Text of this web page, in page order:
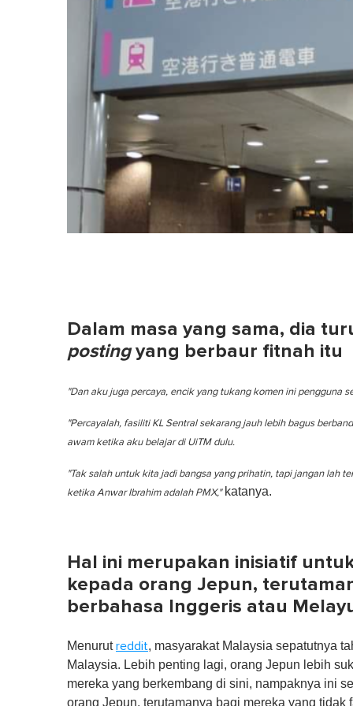
Dalam masa yang sama, dia
postingyang berbaur fitnah itu
"Dan aku juga percaya, encik yang tukang komen ini pengguna
"Percayalah, fasiliti KL Sentral sekarang jauh lebih bagus
awam ketika aku belajar di UiTM dulu.
"Tak salah untuk kita jadi bangsa yang prihatin, tapi jangan lah
ketika Anwar Ibrahim adalah PMX,"katanya.
Hal ini merupakan inisiatif
kepada orang Jepun,
berbahasa Inggeris atau
Menurutreddit, masyarakat Malaysia sepatutnya
Malaysia. Lebih penting lagi, orang Jepun lebih
mereka yang berkembang di sini, nampaknya ini
orang Jepun, terutamanya bagi mereka yang tidak